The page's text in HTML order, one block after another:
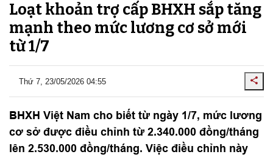
Loạt khoản trợ cấp BHXH sắp tăng
mạnh theo mức lương cơ sở mới
từ 1/7
Thứ 7, 23/05/2026 04:55
BHXH Việt Nam cho biết từ ngày 1/7, mức lương
cơ sở được điều chỉnh từ 2.340.000 đồng/tháng
lên 2.530.000 đồng/tháng. Việc điều chỉnh này